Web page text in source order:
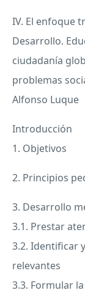
IV. El enfoque
Desarrollo.
ciudadanía
problemas
Alfonso Luque
Introducción
1. Objetivos
2. Principios
3. Desarrollo
3.1. Prestar
3.2. Identificar
relevantes
3.3. Formular